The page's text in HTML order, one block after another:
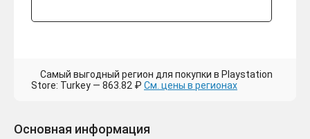
Самый выгодный регион для покупки в Playstation
Store: Turkey — 863.82 ₽ См. цены в регионах
Основная информация